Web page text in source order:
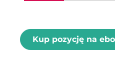
Kup pozycję na